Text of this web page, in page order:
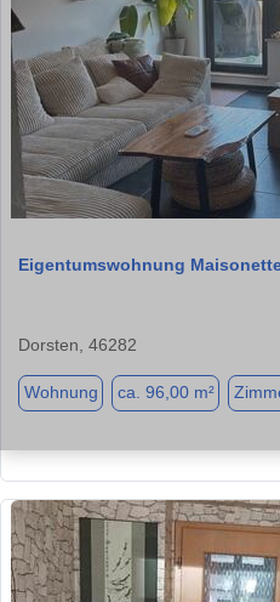
Eigentumswohnung
Dorsten, 46282
Wohnung ca. 96,00 m²